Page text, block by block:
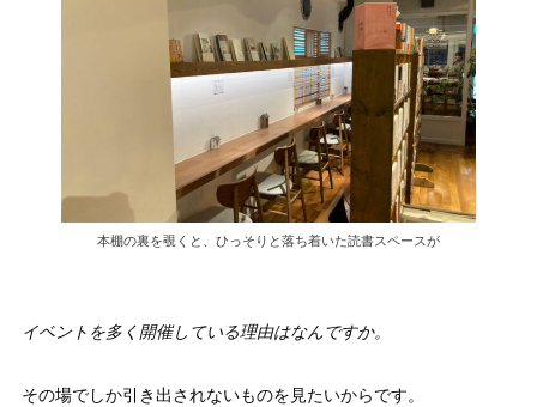
本棚の裏を覗くと、ひっそりと落ち着いた読書スペースが
イベントを多く開催している理由はなんですか。
その場でしか引き出されないものを見たいからです。